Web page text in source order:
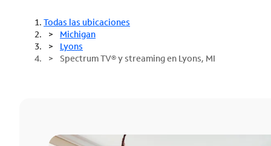
Todas las ubicaciones
Michigan
Lyons
Spectrum TV® y streaming en Lyons, MI